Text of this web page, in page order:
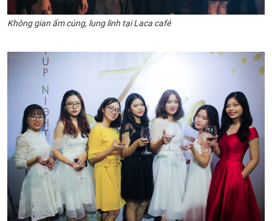
Không gian ấm cúng, lung linh tại Laca café​